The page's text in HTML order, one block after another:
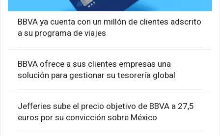
BBVA ya cuenta con un millón de clientes adscrito
a su programa de viajes
BBVA ofrece a sus clientes empresas una
solución para gestionar su tesorería global
Jefferies sube el precio objetivo de BBVA a 27,5
euros por su convicción sobre México